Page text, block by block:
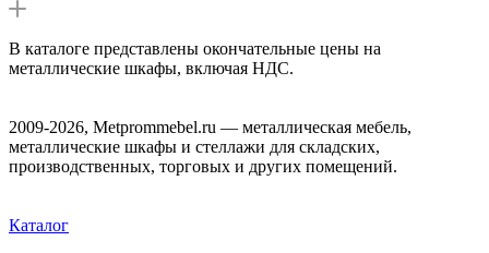
В каталоге представлены окончательные цены на
металлические шкафы, включая НДС.
2009-2026, Metprommebel.ru — металлическая мебель,
металлические шкафы и стеллажи для складских,
производственных, торговых и других помещений.
Каталог